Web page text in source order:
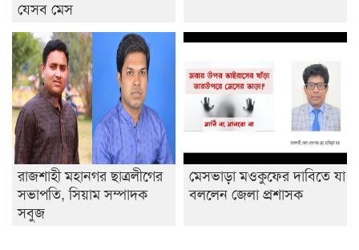
যেসব মেস
রাজশাহী মহানগর ছাত্রলীগের
সভাপতি, সিয়াম সম্পাদক
সবুজ
মেসভাড়া মওকুফের দাবিতে যা
বললেন জেলা প্রশাসক